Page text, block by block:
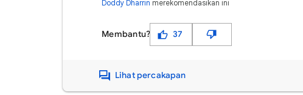
Doddy Dharrin merekomendasikan ini
Membantu? 37
Lihat percakapan